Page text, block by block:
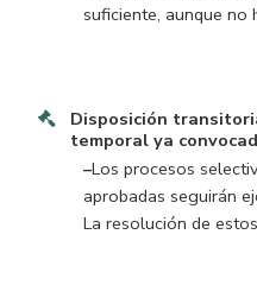
suficiente, aunque no
Disposición
temporal ya
–Los procesos
aprobadas seguirán
La resolución de